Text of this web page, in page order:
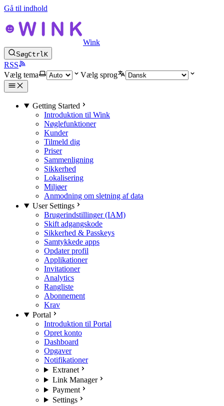
Gå til indhold
Wink
SøgCtrlK
RSS
Vælg tema
Vælg sprog
Getting Started
Introduktion til Wink
Nøglefunktioner
Kunder
Tilmeld dig
Priser
Sammenligning
Sikkerhed
Lokalisering
Miljøer
Anmodning om sletning af data
User Settings
Brugerindstillinger (IAM)
Skift adgangskode
Sikkerhed & Passkeys
Samtykkede apps
Opdater profil
Applikationer
Invitationer
Analytics
Rangliste
Abonnement
Krav
Portal
Introduktion til Portal
Opret konto
Dashboard
Opgaver
Notifikationer
Extranet
Link Manager
Payment
Settings